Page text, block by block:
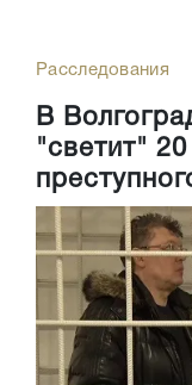
Расследования
В
"светит"